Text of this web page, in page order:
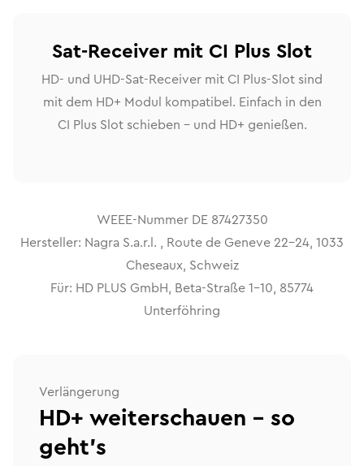
Sat-Receiver mit CI Plus Slot
HD- und UHD-Sat-Receiver mit CI Plus-Slot sind
mit dem HD+ Modul kompatibel. Einfach in den
CI Plus Slot schieben – und HD+ genießen.
WEEE-Nummer DE 87427350
Hersteller: Nagra S.a.r.l. , Route de Geneve 22-24, 1033
Cheseaux, Schweiz
Für: HD PLUS GmbH, Beta-Straße 1-10, 85774
Unterföhring
Verlängerung
HD+ weiterschauen – so
geht’s